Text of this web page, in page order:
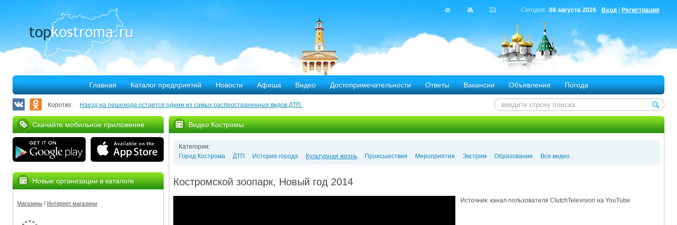
Вход Регистрация
Сегодня: 08 августа 2026
Главная Каталог предприятий Новости Афиша Видео Достопримечательности Ответы Вакансии Объявления Погода
Коротко: Наезд на пешехода остается одним из самых распространенных видов ДТП.
Запланирован ремонт более 40 километров областных дорог
В Костроме откроется выставка, посвященная 30-летию аварии на Чернобыльской АЭС
375 костромских семей улучшили свое благосостояние
Благотворительная программа «Мир без слез» приехала в Кострому.
Серьезное ДТП на Михалевском бульваре
За нарушение правил противопожарной безопасности оштрафовано 20 человек
Видео Костромы
Категории:
Город Кострома
ДТП История города Культурная жизнь Происшествия Мероприятия Экстрим Образование Все видео
Костромской зоопарк, Новый год 2014
Источник: канал пользователя ClutchTelevision на YouTube
Скачайте мобильное приложение
Новые организации в каталоге
Магазины / Интернет магазины